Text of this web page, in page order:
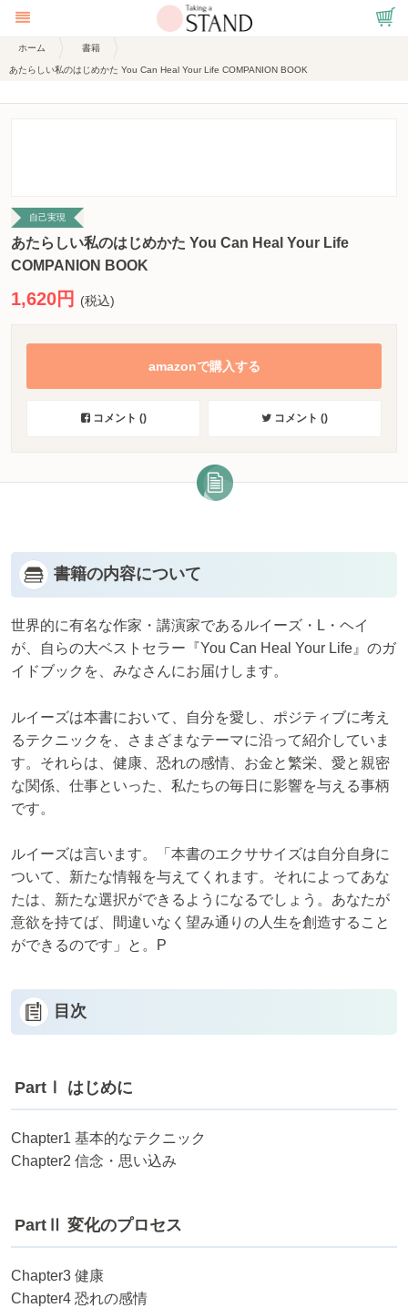
ホーム 書籍
あたらしい私のはじめかた You Can Heal Your Life COMPANION BOOK
自己実現
あたらしい私のはじめかた You Can Heal Your Life
COMPANION BOOK
1,620円 (税込)
amazonで購入する
コメント () コメント ()
書籍の内容について
世界的に有名な作家・講演家であるルイーズ・L・ヘイ
が、自らの大ベストセラー『You Can Heal Your Life』のガ
イドブックを、みなさんにお届けします。
ルイーズは本書において、自分を愛し、ポジティブに考え
るテクニックを、さまざまなテーマに沿って紹介していま
す。それらは、健康、恐れの感情、お金と繁栄、愛と親密
な関係、仕事といった、私たちの毎日に影響を与える事柄
です。
ルイーズは言います。「本書のエクササイズは自分自身に
ついて、新たな情報を与えてくれます。それによってあな
たは、新たな選択ができるようになるでしょう。あなたが
意欲を持てば、間違いなく望み通りの人生を創造すること
ができるのです」と。P
目次
PartⅠ はじめに
Chapter1 基本的なテクニック
Chapter2 信念・思い込み
PartⅡ 変化のプロセス
Chapter3 健康
Chapter4 恐れの感情